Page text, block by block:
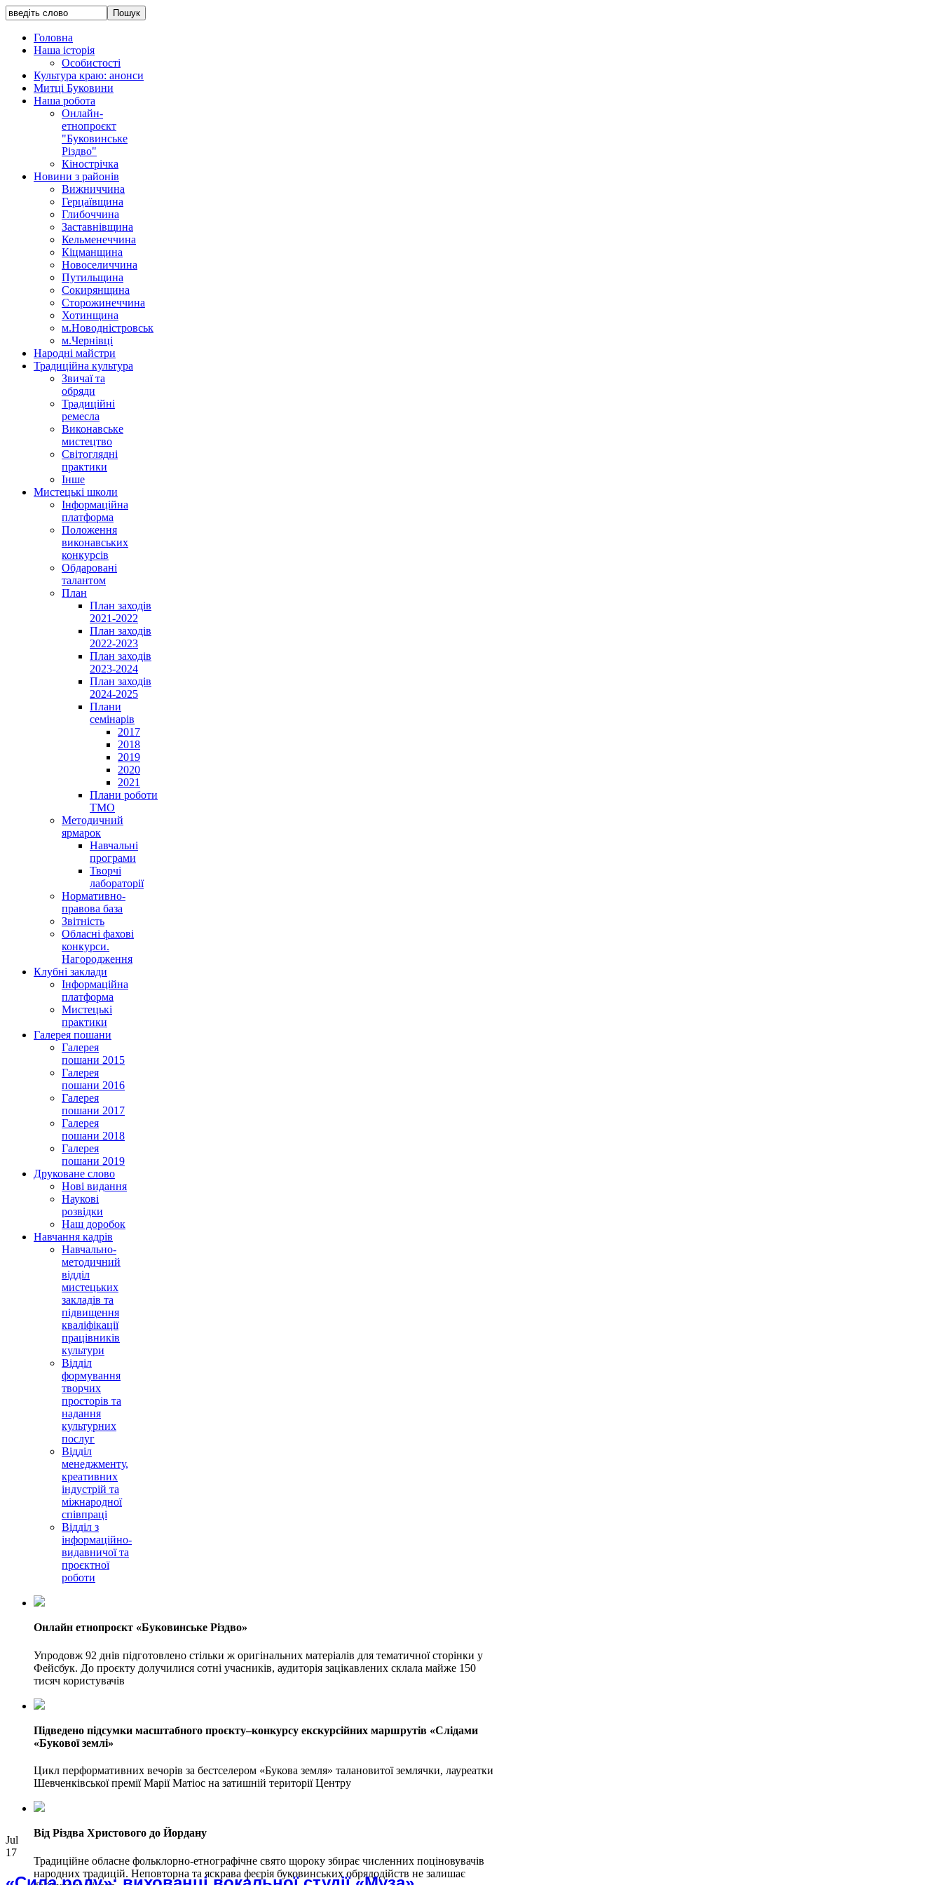
Головна
Наша історія
Особистості
Культура краю: анонси
Митці Буковини
Наша робота
Онлайн-
етнопроєкт
"Буковинське
Різдво"
Кінострічка
Новини з районів
Вижниччина
Герцаївщина
Глибоччина
Заставнівщина
Кельменеччина
Кіцманщина
Новоселиччина
Путильщина
Сокирянщина
Сторожинеччина
Хотинщина
м.Новодністровськ
м.Чернівці
Народні майстри
Традиційна культура
Звичаї та
обряди
Традиційні
ремесла
Виконавське
мистецтво
Світоглядні
практики
Інше
Мистецькі школи
Інформаційна
платформа
Положення
виконавських
конкурсів
Обдаровані
талантом
План
План заходів
2021-2022
План заходів
2022-2023
План заходів
2023-2024
План заходів
2024-2025
Плани
семінарів
2017
2018
2019
2020
2021
Плани роботи
ТМО
Методичний
ярмарок
Навчальні
програми
Творчі
лабораторії
Нормативно-
правова база
Звітність
Обласні фахові
конкурси.
Нагородження
Клубні заклади
Інформаційна
платформа
Мистецькі
практики
Галерея пошани
Галерея
пошани 2015
Галерея
пошани 2016
Галерея
пошани 2017
Галерея
пошани 2018
Галерея
пошани 2019
Друковане слово
Нові видання
Наукові
розвідки
Наш доробок
Навчання кадрів
Навчально-
методичний
відділ
мистецьких
закладів та
підвищення
кваліфікації
працівників
культури
Відділ
формування
творчих
просторів та
надання
культурних
послуг
Відділ
менеджменту,
креативних
індустрій та
міжнародної
співпраці
Відділ з
інформаційно-
видавничої та
проєктної
роботи
Онлайн етнопроєкт «Буковинське Різдво»
Упродовж 92 днів підготовлено стільки ж оригінальних матеріалів для тематичної сторінки у
Фейсбук. До проєкту долучилися сотні учасників, аудиторія зацікавлених склала майже 150
тисяч користувачів
Підведено підсумки масштабного проєкту–конкурсу екскурсійних маршрутів «Слідами
«Букової землі»
Цикл перформативних вечорів за бестселером «Букова земля» талановитої землячки, лауреатки
Шевченківської премії Марії Матіос на затишній території Центру
Від Різдва Христового до Йордану
Традиційне обласне фольклорно-етнографічне свято щороку збирає численних поціновувачів
народних традицій. Неповторна та яскрава феєрія буковинських обрядодійств не залишає
Jul
17